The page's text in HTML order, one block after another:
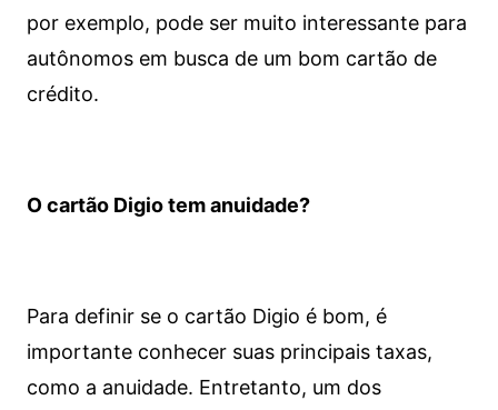
por exemplo, pode ser muito interessante para
autônomos em busca de um bom cartão de
crédito.
O cartão Digio tem anuidade?
Para definir se o cartão Digio é bom, é
importante conhecer suas principais taxas,
como a anuidade. Entretanto, um dos